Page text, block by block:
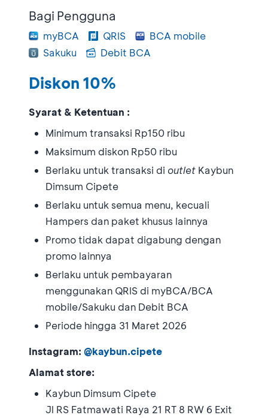
Bagi Pengguna
myBCA QRIS
BCA mobile
Sakuku
Debit BCA
Diskon 10%
Syarat & Ketentuan :
Minimum transaksi Rp150 ribu
Maksimum diskon Rp50 ribu
Berlaku untuk transaksi di outlet Kaybun
Dimsum Cipete
Berlaku untuk semua menu, kecuali
Hampers dan paket khusus lainnya
Promo tidak dapat digabung dengan
promo lainnya
Berlaku untuk pembayaran
menggunakan QRIS di myBCA/BCA
mobile/Sakuku dan Debit BCA
Periode hingga 31 Maret 2026
Instagram: @kaybun.cipete
Alamat store:
Kaybun Dimsum Cipete
Jl RS Fatmawati Raya 21 RT 8 RW 6 Exit